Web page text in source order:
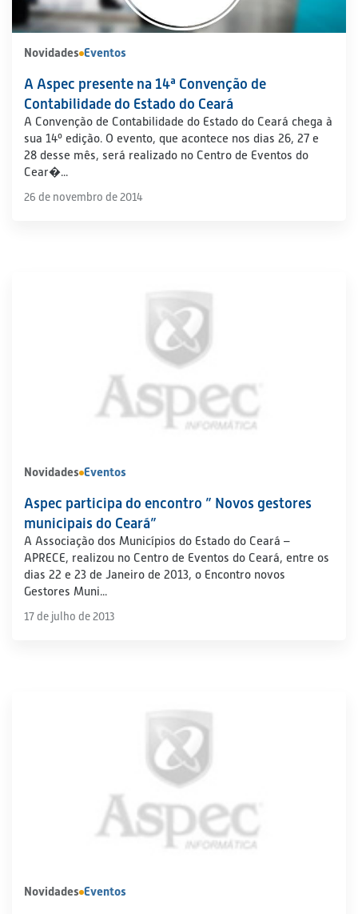
Novidades Eventos
A Aspec presente na 14ª Convenção de
Contabilidade do Estado do Ceará
A Convenção de Contabilidade do Estado do Ceará chega à
sua 14º edição. O evento, que acontece nos dias 26, 27 e
28 desse mês, será realizado no Centro de Eventos do
Cear�...
26 de novembro de 2014
Novidades Eventos
Aspec participa do encontro ” Novos gestores
municipais do Ceará”
A Associação dos Municípios do Estado do Ceará –
APRECE, realizou no Centro de Eventos do Ceará, entre os
dias 22 e 23 de Janeiro de 2013, o Encontro novos
Gestores Muni...
17 de julho de 2013
Novidades Eventos